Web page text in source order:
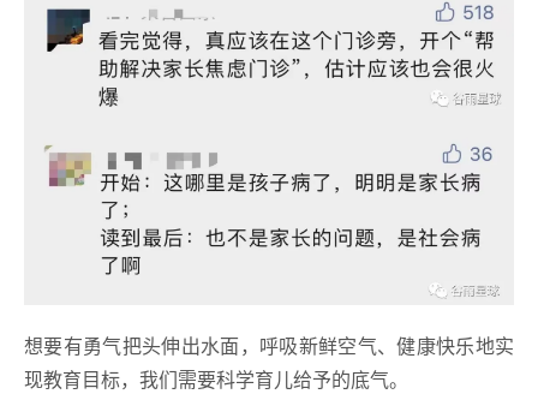
想要有勇气把头伸出水面，呼吸新鲜空气、健康快乐地实
现教育目标，我们需要科学育儿给予的底气。